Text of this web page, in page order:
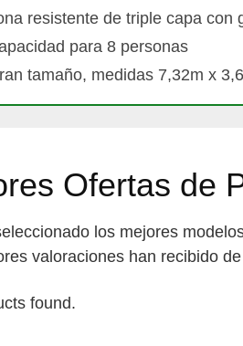
resistente de triple capa con
para 8 personas
tamaño, medidas 7,32m x
Ofertas de
los mejores
valoraciones han recibido
found.